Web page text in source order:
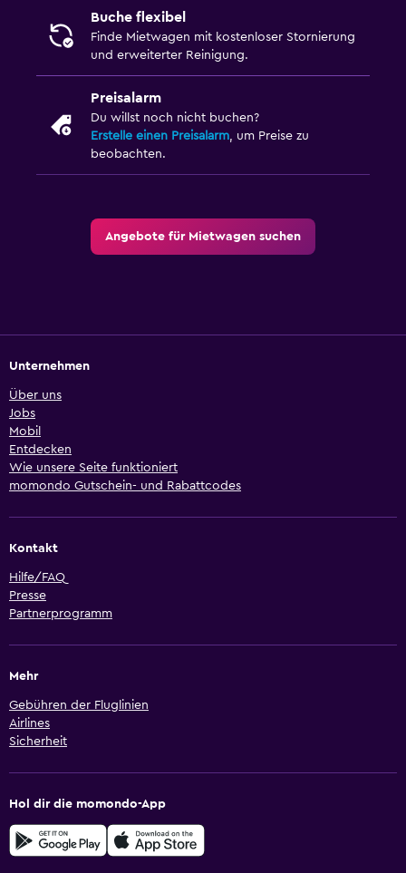
Buche flexibel
Finde Mietwagen mit kostenloser Stornierung
und erweiterter Reinigung.
Preisalarm
Du willst noch nicht buchen?
Erstelle einen Preisalarm, um Preise zu
beobachten.
Angebote für Mietwagen suchen
Unternehmen
Über uns
Jobs
Mobil
Entdecken
Wie unsere Seite funktioniert
momondo Gutschein- und Rabattcodes
Kontakt
Hilfe/FAQ
Presse
Partnerprogramm
Mehr
Gebühren der Fluglinien
Airlines
Sicherheit
Hol dir die momondo-App